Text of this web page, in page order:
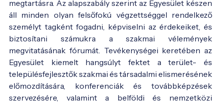
megtartásra. Az alapszabály szerint az Egyesület készen
áll minden olyan felsőfokú végzettséggel rendelkező
személyt tagként fogadni, képviselni az érdekeiket, és
biztosítani számukra a szakmai vélemények
megvitatásának fórumát. Tevékenységei keretében az
Egyesület kiemelt hangsúlyt fektet a terület- és
településfejlesztők szakmai és társadalmi elismerésének
előmozdítására, konferenciák és továbbképzések
szervezésére, valamint a belföldi és nemzetközi